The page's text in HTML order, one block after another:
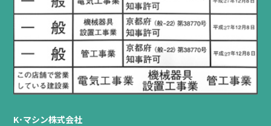
K･マシン株式会社